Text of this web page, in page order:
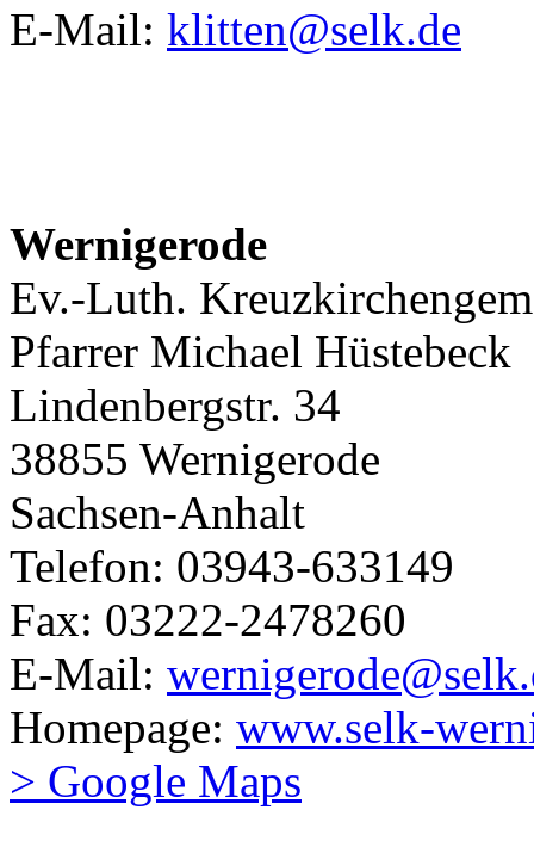
E-Mail: klitten@selk.de
Wernigerode
Ev.-Luth.
Pfarrer Michael Hüstebeck
Lindenbergstr. 34
38855 Wernigerode
Sachsen-Anhalt
Telefon: 03943-633149
Fax: 03222-2478260
E-Mail:
Homepage: www.selk-
> Google Maps